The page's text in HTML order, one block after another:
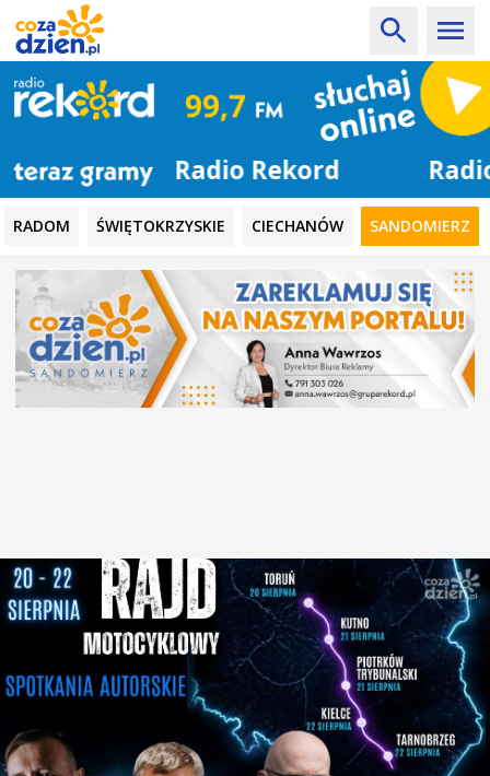
Radio Rekord
RADOM ŚWIĘTOKRZYSKIE CIECHANÓW SANDOMIERZ